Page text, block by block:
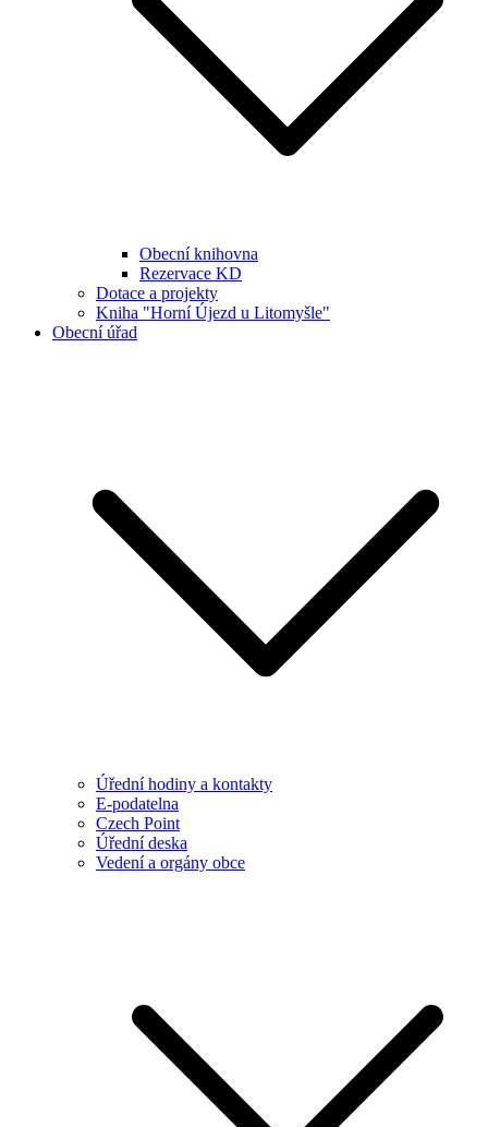
Obecní knihovna
Rezervace KD
Dotace a projekty
Kniha "Horní Újezd u Litomyšle"
Obecní úřad
Úřední hodiny a kontakty
E-podatelna
Czech Point
Úřední deska
Vedení a orgány obce